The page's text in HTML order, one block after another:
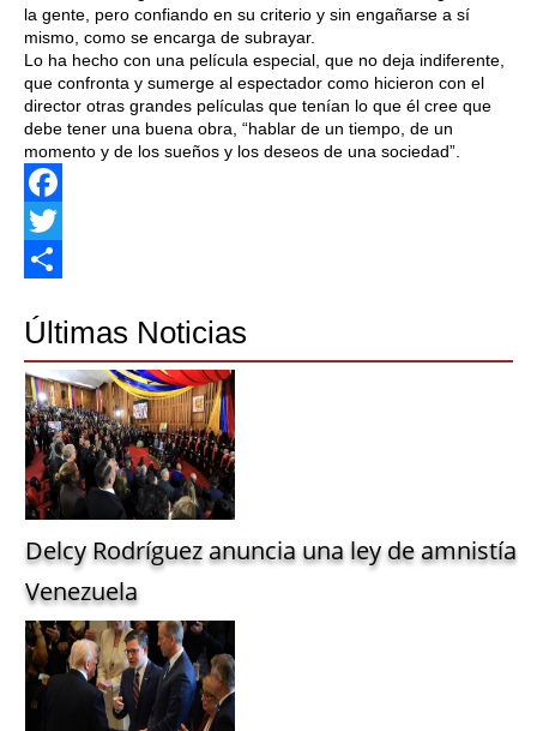
la gente, pero confiando en su criterio y sin engañarse a sí
mismo, como se encarga de subrayar.
Lo ha hecho con una película especial, que no deja indiferente,
que confronta y sumerge al espectador como hicieron con el
director otras grandes películas que tenían lo que él cree que
debe tener una buena obra, “hablar de un tiempo, de un
momento y de los sueños y los deseos de una sociedad”.
Facebook
Twitter
Últimas Noticias
Delcy Rodríguez anuncia una ley de amnistía
Venezuela